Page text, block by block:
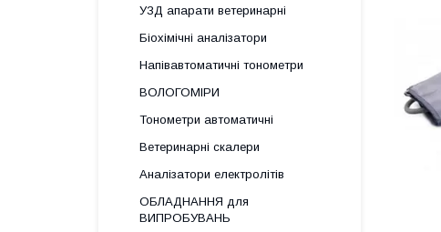
УЗД апарати ветеринарні
Біохімічні аналізатори
Напівавтоматичні тонометри
ВОЛОГОМІРИ
Тонометри автоматичні
Ветеринарні скалери
Аналізатори електролітів
ОБЛАДНАННЯ для
ВИПРОБУВАНЬ